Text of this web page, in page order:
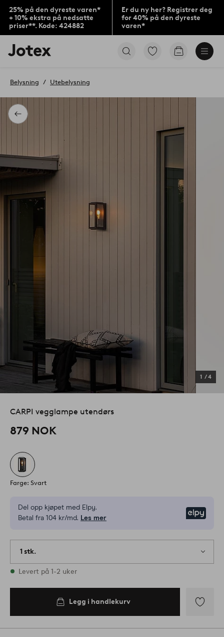
25% på den dyreste varen*
+ 10% ekstra på nedsatte
priser**. Kode: 424882
Er du ny her? Registrer deg
for 40% på den dyreste
varen*
Jotex’
logo
til
Gå
Gå
Tilbake
Belysning Utebelysning
1 /4
CARPI vegglampe utendørs
879 NOK
Farge: Svart
Del opp kjøpet med Elpy.
Betal fra 104 kr/md. Les mer
1 stk.
På lager
Levert på 1-2 uker
Legg i handlekurv
til